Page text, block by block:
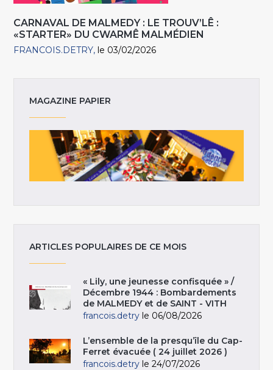
CARNAVAL DE MALMEDY : LE TROUV’LÊ :
«STARTER» DU CWARMÊ MALMÉDIEN
FRANCOIS.DETRY le 03/02/2026
MAGAZINE PAPIER
ARTICLES POPULAIRES DE CE MOIS
« Lily, une jeunesse confisquée » /
Décembre 1944 : Bombardements
de MALMEDY et de SAINT - VITH
francois.detry le 06/08/2026
L’ensemble de la presqu’île du Cap-
Ferret évacuée ( 24 juillet 2026 )
francois.detry le 24/07/2026